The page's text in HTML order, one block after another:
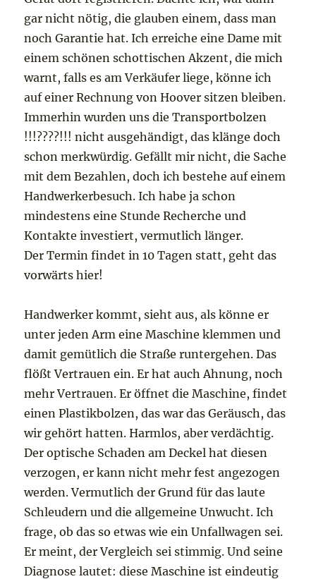
gar nicht nötig, die glauben einem, dass man
noch Garantie hat. Ich erreiche eine Dame mit
einem schönen schottischen Akzent, die mich
warnt, falls es am Verkäufer liege, könne ich
auf einer Rechnung von Hoover sitzen bleiben.
Immerhin wurden uns die Transportbolzen
!!!????!!! nicht ausgehändigt, das klänge doch
schon merkwürdig. Gefällt mir nicht, die Sache
mit dem Bezahlen, doch ich bestehe auf einem
Handwerkerbesuch. Ich habe ja schon
mindestens eine Stunde Recherche und
Kontakte investiert, vermutlich länger.
Der Termin findet in 10 Tagen statt, geht das
vorwärts hier!
Handwerker kommt, sieht aus, als könne er
unter jeden Arm eine Maschine klemmen und
damit gemütlich die Straße runtergehen. Das
flößt Vertrauen ein. Er hat auch Ahnung, noch
mehr Vertrauen. Er öffnet die Maschine, findet
einen Plastikbolzen, das war das Geräusch, das
wir gehört hatten. Harmlos, aber verdächtig.
Der optische Schaden am Deckel hat diesen
verzogen, er kann nicht mehr fest angezogen
werden. Vermutlich der Grund für das laute
Schleudern und die allgemeine Unwucht. Ich
frage, ob das so etwas wie ein Unfallwagen sei.
Er meint, der Vergleich sei stimmig. Und seine
Diagnose lautet: diese Maschine ist eindeutig